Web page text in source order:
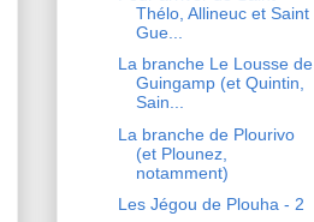
Thélo, Allineuc et Saint
Gue...
La branche Le Lousse de
Guingamp (et Quintin,
Sain...
La branche de Plourivo
(et Plounez,
notamment)
Les Jégou de Plouha - 2